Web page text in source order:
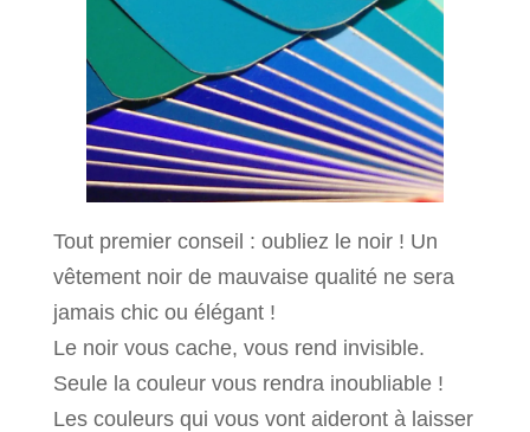
Tout premier conseil : oubliez le noir ! Un
vêtement noir de mauvaise qualité ne sera
jamais chic ou élégant !
Le noir vous cache, vous rend invisible.
Seule la couleur vous rendra inoubliable !
Les couleurs qui vous vont aideront à laisser